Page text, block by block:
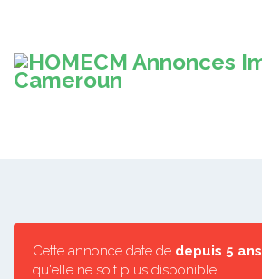
Cette annonce date de depuis 5 ans
qu'elle ne soit plus disponible.